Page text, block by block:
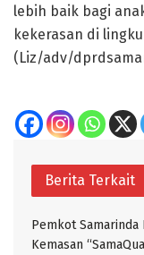
lebih baik bagi
kekerasan di
(Liz/adv/
Berita Terkait
Pemkot Samarinda
Kemasan